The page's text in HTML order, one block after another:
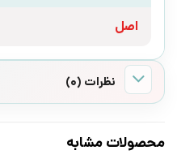
اصل
نظرات (0)
محصولات مشابه